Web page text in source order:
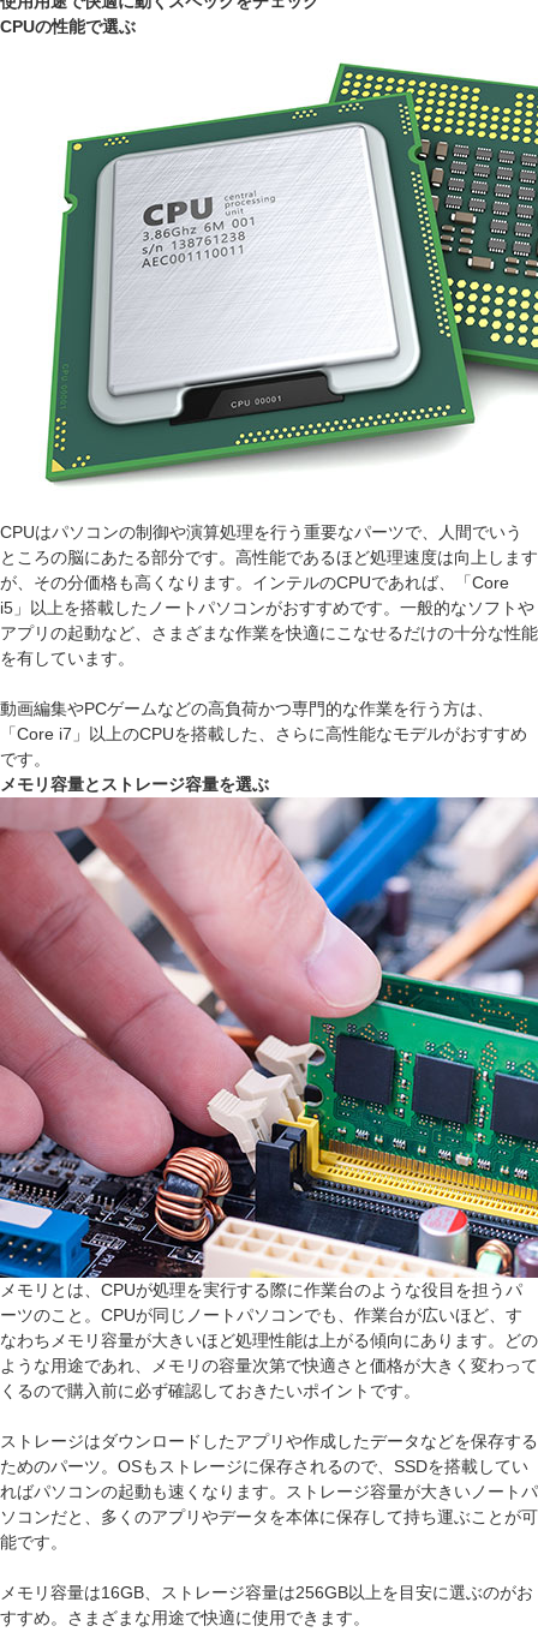
CPUの性能で選ぶ
CPUはパソコンの制御や演算処理を行う重要なパーツで、人間でいう
ところの脳にあたる部分です。高性能であるほど処理速度は向上します
が、その分価格も高くなります。インテルのCPUであれば、「Core
i5」以上を搭載したノートパソコンがおすすめです。一般的なソフトや
アプリの起動など、さまざまな作業を快適にこなせるだけの十分な性能
を有しています。
動画編集やPCゲームなどの高負荷かつ専門的な作業を行う方は、
「Core i7」以上のCPUを搭載した、さらに高性能なモデルがおすすめ
です。
メモリ容量とストレージ容量を選ぶ
メモリとは、CPUが処理を実行する際に作業台のような役目を担うパ
ーツのこと。CPUが同じノートパソコンでも、作業台が広いほど、す
なわちメモリ容量が大きいほど処理性能は上がる傾向にあります。どの
ような用途であれ、メモリの容量次第で快適さと価格が大きく変わって
くるので購入前に必ず確認しておきたいポイントです。
ストレージはダウンロードしたアプリや作成したデータなどを保存する
ためのパーツ。OSもストレージに保存されるので、SSDを搭載してい
ればパソコンの起動も速くなります。ストレージ容量が大きいノートパ
ソコンだと、多くのアプリやデータを本体に保存して持ち運ぶことが可
能です。
メモリ容量は16GB、ストレージ容量は256GB以上を目安に選ぶのがお
すすめ。さまざまな用途で快適に使用できます。